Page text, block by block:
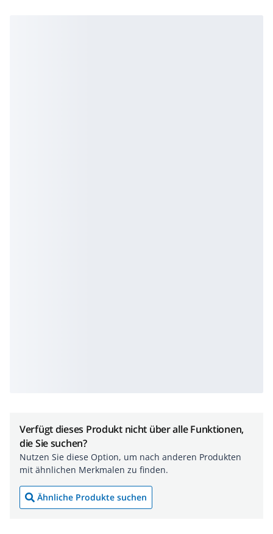
Verfügt dieses Produkt nicht über alle Funktionen,
die Sie suchen?
Nutzen Sie diese Option, um nach anderen Produkten
mit ähnlichen Merkmalen zu finden.
Ähnliche Produkte suchen